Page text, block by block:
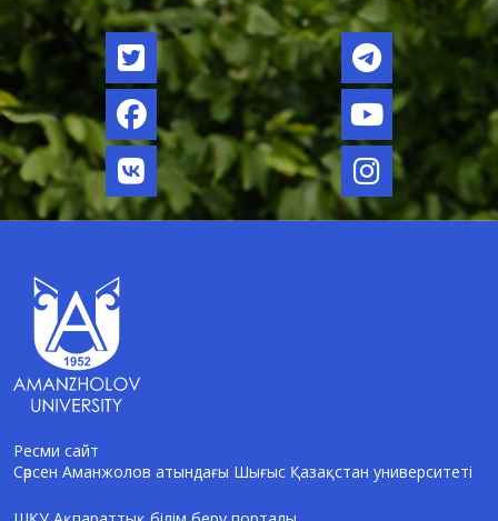
Ресми сайт
Сәрсен Аманжолов атындағы Шығыс Қазақстан университеті
AI-Talapker